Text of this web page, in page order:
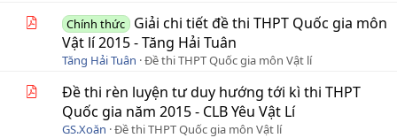
Chính thức
Giải chi tiết đề thi THPT Quốc gia môn
Vật lí 2015 - Tăng Hải Tuân
Tăng Hải Tuân Đề thi THPT Quốc gia môn Vật lí
Đề thi rèn luyện tư duy hướng tới kì thi THPT
Quốc gia năm 2015 - CLB Yêu Vật Lí
GS.Xoăn Đề thi THPT Quốc gia môn Vật lí